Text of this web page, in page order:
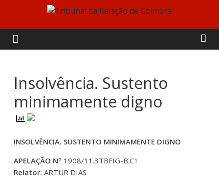
content
Tribunal
da
Relação
de
Coimbra
Insolvência. Sustento
minimamente digno
INSOLVÊNCIA. SUSTENTO MINIMAMENTE DIGNO
APELAÇÃO Nº 1908/11.3TBFIG-B.C1
Relator: ARTUR DIAS